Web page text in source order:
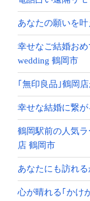
あなたの願いを
幸せなご結婚お
wedding 鶴岡市
｢無印良品｣鶴岡
幸せな結婚に繋
鶴岡駅前の人気
店 鶴岡市
あなたにも訪れ
心が晴れる｢かけ